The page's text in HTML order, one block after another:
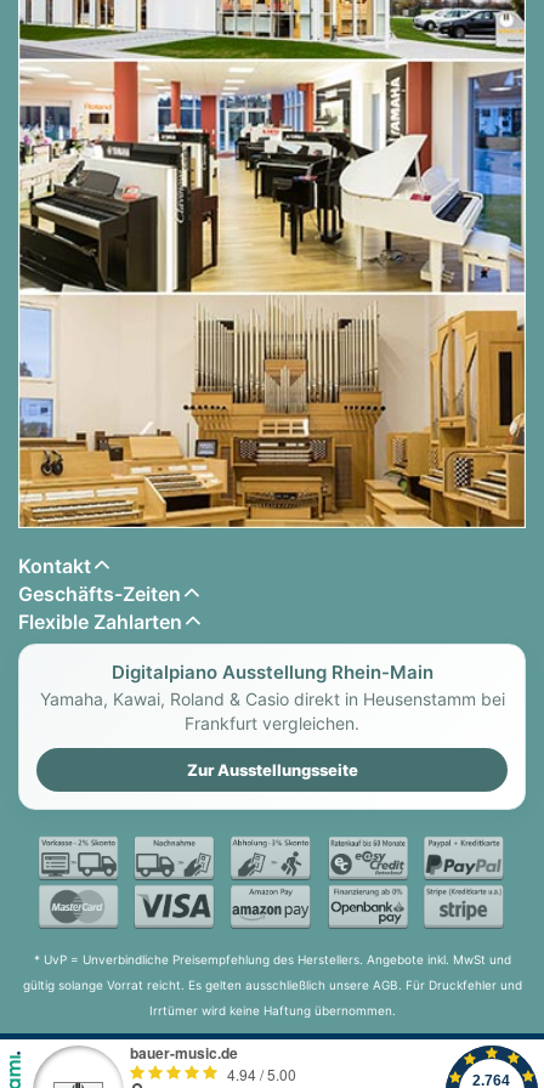
Kontakt
Geschäfts-Zeiten
Flexible Zahlarten
Digitalpiano Ausstellung Rhein-Main
Yamaha, Kawai, Roland & Casio direkt in Heusenstamm bei
Frankfurt vergleichen.
Zur Ausstellungsseite
* UvP = Unverbindliche Preisempfehlung des Herstellers. Angebote inkl. MwSt und
gültig solange Vorrat reicht. Es gelten ausschließlich unsere AGB. Für Druckfehler und
Irrtümer wird keine Haftung übernommen.